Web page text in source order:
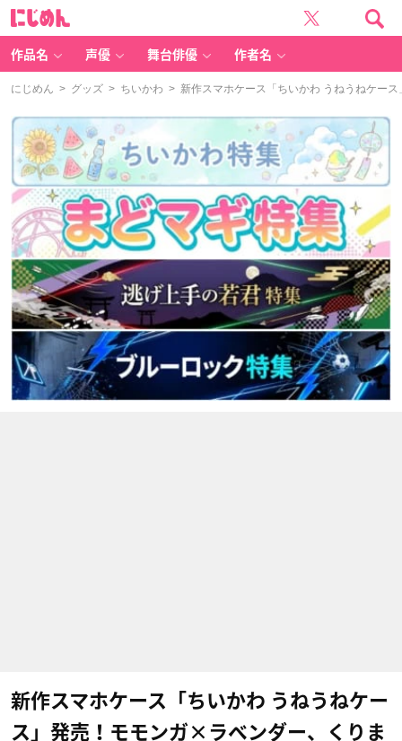
作品名 声優 舞台俳優 作者名
にじめん > グッズ > ちいかわ > 新作スマホケース「ちいかわ うねうねケー
新作スマホケース「ちいかわ うねうねケー
ス」発売！モモンガ×ラベンダー、くりま